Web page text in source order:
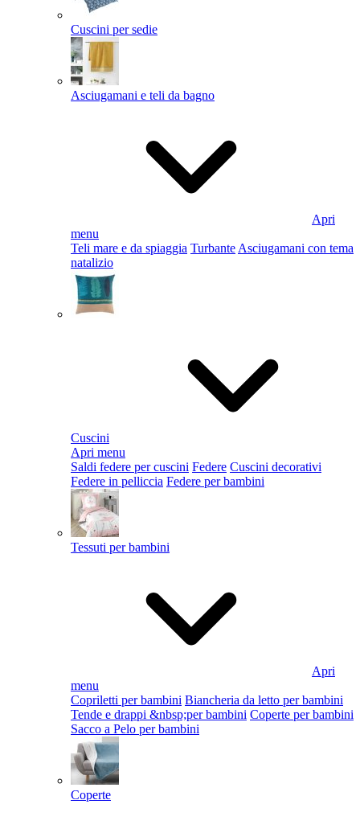
Cuscini per sedie
Asciugamani e teli da bagno
Apri
menu
Teli mare e da spiaggia Turbante Asciugamani con tema
natalizio
Cuscini
Apri menu
Saldi federe per cuscini Federe Cuscini decorativi
Federe in pelliccia Federe per bambini
Tessuti per bambini
Apri
menu
Copriletti per bambini Biancheria da letto per bambini
Tende e drappi &nbsp;per bambini Coperte per bambini
Sacco a Pelo per bambini
Coperte